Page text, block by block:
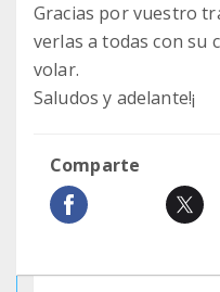
Gracias por vuestro
verlas a todas con su
volar.
Saludos y adelante!¡
Comparte